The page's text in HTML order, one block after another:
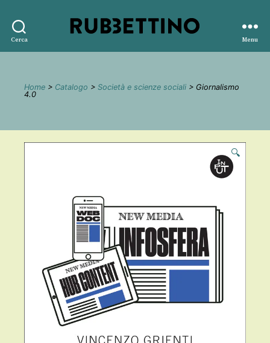
Cerca
editore
Menu
Home > Catalogo > Società e scienze sociali > Giornalismo
4.0
🔍